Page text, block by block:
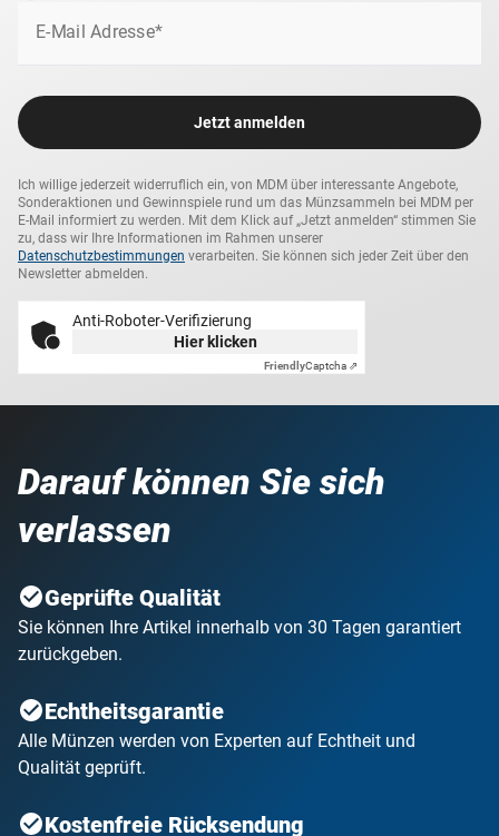
E-Mail Adresse*
Jetzt anmelden
Ich willige jederzeit widerruflich ein, von MDM über interessante Angebote,
Sonderaktionen und Gewinnspiele rund um das Münzsammeln bei MDM per
E-Mail informiert zu werden. Mit dem Klick auf „Jetzt anmelden“ stimmen Sie
zu, dass wir Ihre Informationen im Rahmen unserer
Datenschutzbestimmungen verarbeiten. Sie können sich jeder Zeit über den
Newsletter abmelden.
Anti-Roboter-Verifizierung
Hier klicken
FriendlyCaptcha ⇗
Darauf können Sie sich
verlassen
Geprüfte Qualität
Sie können Ihre Artikel innerhalb von 30 Tagen garantiert
zurückgeben.
Echtheitsgarantie
Alle Münzen werden von Experten auf Echtheit und
Qualität geprüft.
Kostenfreie Rücksendung